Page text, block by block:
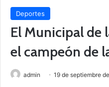
Deportes
El Municipal de
el campeón de
admin 19 de septiembre